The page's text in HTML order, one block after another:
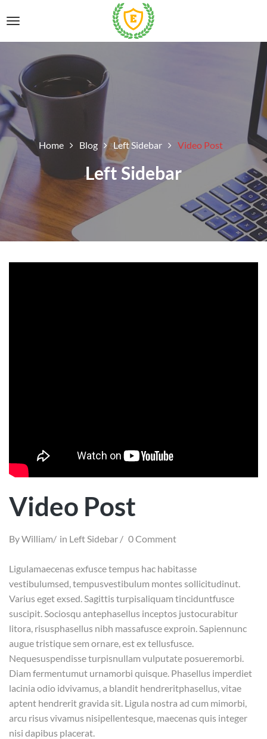
Home Blog Left Sidebar Video Post
Left Sidebar
Video Post
ByWilliam in Left Sidebar 0 Comment
Ligulamaecenas exfusce tempus hac habitasse
vestibulumsed, tempusvestibulum montes sollicitudinut.
Varius eget exsed. Sagittis turpisaliquam tinciduntfusce
suscipit. Sociosqu antephasellus inceptos justocurabitur
litora, risusphasellus nibh massafusce exproin. Sapiennunc
augue tristique sem ornare, est ex tellusfusce.
Nequesuspendisse turpisnullam vulputate posueremorbi.
Diam fermentumut urnamorbi quisque. Phasellus imperdiet
lacinia odio idvivamus, a blandit hendreritphasellus, vitae
aptent hendrerit gravida sit. Ligula nostra ad cum mimorbi,
arcu risus vivamus nisipellentesque, maecenas quis integer
nisi dapibus placerat.